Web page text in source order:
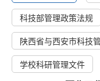
科技部管理政策法规
陕西省与西安市科技
学校科研管理文件